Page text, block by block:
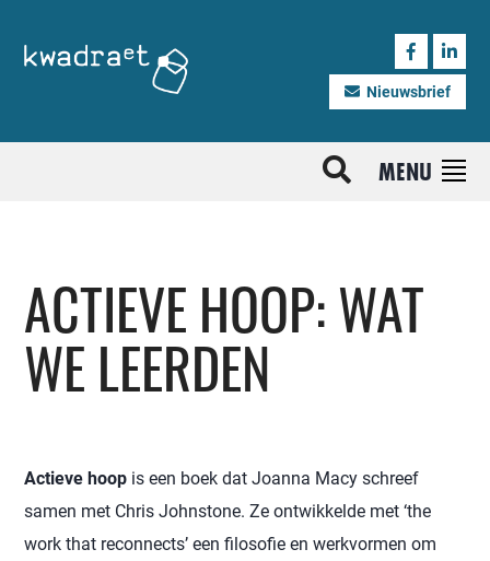
Nieuwsbrief
MENU
ACTIEVE HOOP: WAT
WE LEERDEN
Actieve hoop is een boek dat Joanna Macy schreef
samen met Chris Johnstone. Ze ontwikkelde met ‘the
work that reconnects’ een filosofie en werkvormen om